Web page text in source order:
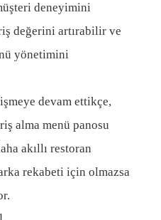
deneyimini
değerini artırabilir ve
yönetimini
devam ettikçe,
alma menü panosu
akıllı restoran
rekabeti için olmazsa